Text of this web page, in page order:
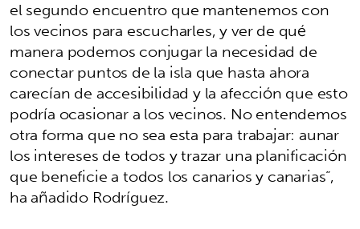
el segundo encuentro que mantenemos con
los vecinos para escucharles, y ver de qué
manera podemos conjugar la necesidad de
conectar puntos de la isla que hasta ahora
carecían de accesibilidad y la afección que esto
podría ocasionar a los vecinos. No entendemos
otra forma que no sea esta para trabajar: aunar
los intereses de todos y trazar una planificación
que beneficie a todos los canarios y canarias”,
ha añadido Rodríguez.